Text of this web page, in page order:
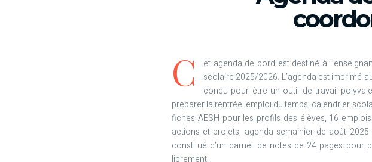
C
et agenda de bord est destiné à
scolaire 2025/2026. L’agenda est imprimé
conçu pour être un outil de travail
préparer la rentrée, emploi du temps, calendrier
fiches AESH pour les profils des élèves, 16
actions et projets, agenda semainier de août
constitué d’un carnet de notes de 24 pages
librement.